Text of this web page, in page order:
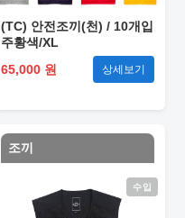
(TC) 안전조끼(천) / 10개입
주황색/XL
65,000 원
상세보기
조끼
수입